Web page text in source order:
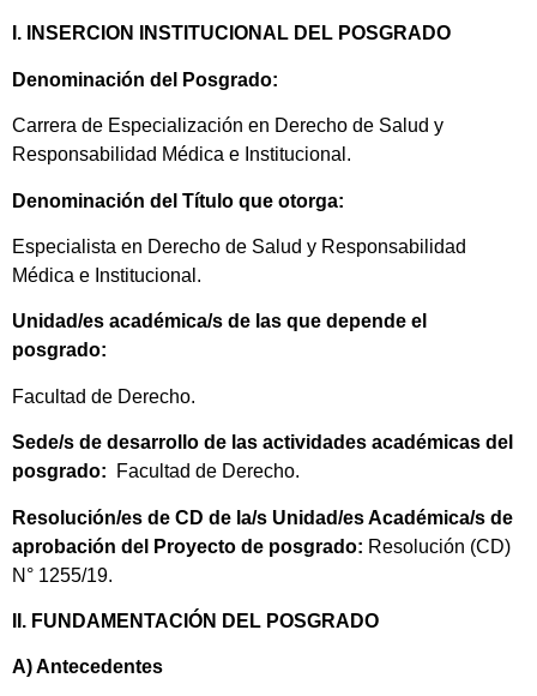
I. INSERCION INSTITUCIONAL DEL POSGRADO
Denominación del Posgrado:
Carrera de Especialización en Derecho de Salud y
Responsabilidad Médica e Institucional.
Denominación del Título que otorga:
Especialista en Derecho de Salud y Responsabilidad
Médica e Institucional.
Unidad/es académica/s de las que depende el
posgrado:
Facultad de Derecho.
Sede/s de desarrollo de las actividades académicas del
posgrado:
Facultad de Derecho.
Resolución/es de CD de la/s Unidad/es Académica/s de
aprobación del Proyecto de posgrado: Resolución (CD)
N° 1255/19.
II. FUNDAMENTACIÓN DEL POSGRADO
A) Antecedentes